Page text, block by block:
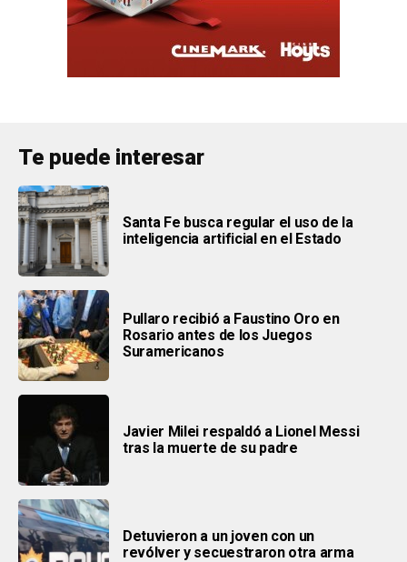
Te puede interesar
Santa Fe busca regular el uso de la
inteligencia artificial en el Estado
Pullaro recibió a Faustino Oro en
Rosario antes de los Juegos
Suramericanos
Javier Milei respaldó a Lionel Messi
tras la muerte de su padre
Detuvieron a un joven con un
revólver y secuestraron otra arma